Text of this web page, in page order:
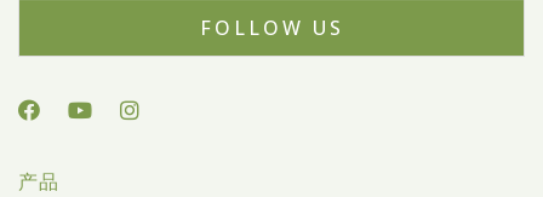
FOLLOW US
产品